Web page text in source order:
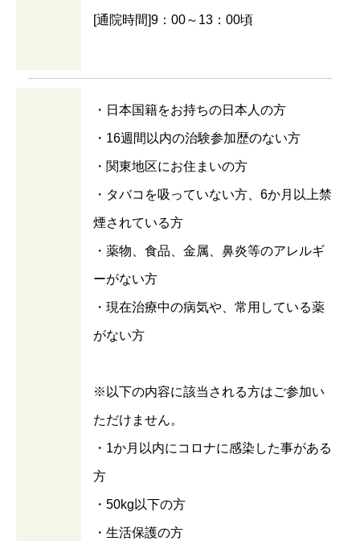
[通院時間]9：00～13：00頃
・日本国籍をお持ちの日本人の方
・16週間以内の治験参加歴のない方
・関東地区にお住まいの方
・タバコを吸っていない方、6か月以上禁
煙されている方
・薬物、食品、金属、鼻炎等のアレルギ
ーがない方
・現在治療中の病気や、常用している薬
がない方
※以下の内容に該当される方はご参加い
ただけません。
・1か月以内にコロナに感染した事がある
方
・50kg以下の方
・生活保護の方